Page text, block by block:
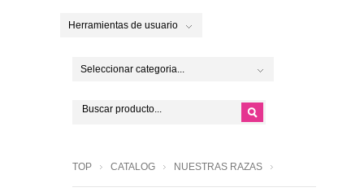
Herramientas de usuario
Seleccionar categoria...
TOP CATALOG NUESTRAS RAZAS